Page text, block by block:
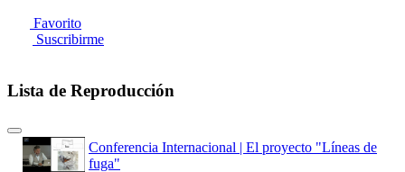
Favorito
Suscribirme
Lista de Reproducción
Conferencia Internacional | El proyecto "Líneas de
fuga"